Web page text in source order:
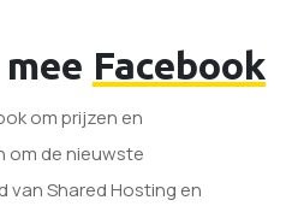
Facebook
om prijzen en
om de nieuwste
van Shared Hosting en